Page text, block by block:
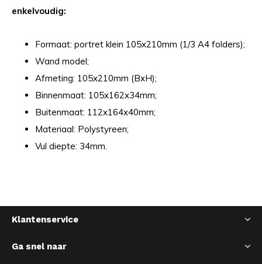
enkelvoudig:
Formaat: portret klein 105x210mm (1/3 A4 folders);
Wand model;
Afmeting: 105x210mm (BxH);
Binnenmaat: 105x162x34mm;
Buitenmaat: 112x164x40mm;
Materiaal: Polystyreen;
Vul diepte: 34mm.
Klantenservice
Ga snel naar